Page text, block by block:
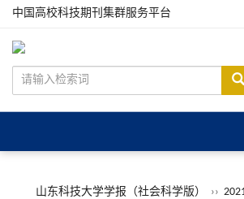
中国高校科技期刊集群服务平台
山东科技大学学报（社会科学版） ››